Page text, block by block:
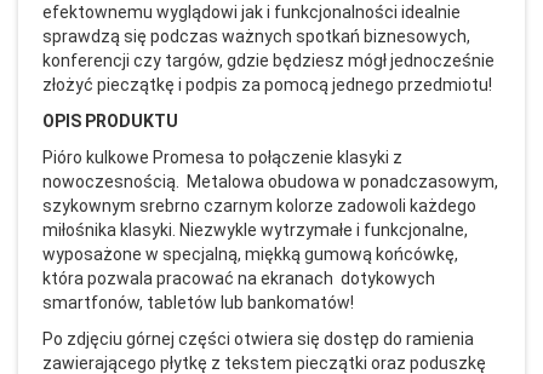
efektownemu wyglądowi jak i funkcjonalności idealnie
sprawdzą się podczas ważnych spotkań biznesowych,
konferencji czy targów, gdzie będziesz mógł jednocześnie
złożyć pieczątkę i podpis za pomocą jednego przedmiotu!
OPIS PRODUKTU
Pióro kulkowe Promesa to połączenie klasyki z
nowoczesnością. Metalowa obudowa w ponadczasowym,
szykownym srebrno czarnym kolorze zadowoli każdego
miłośnika klasyki. Niezwykle wytrzymałe i funkcjonalne,
wyposażone w specjalną, miękką gumową końcówkę,
która pozwala pracować na ekranach dotykowych
smartfonów, tabletów lub bankomatów!
Po zdjęciu górnej części otwiera się dostęp do ramienia
zawierającego płytkę z tekstem pieczątki oraz poduszkę